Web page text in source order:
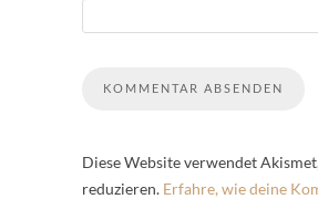
Diese Website verwendet
reduzieren. Erfahre, wie deine